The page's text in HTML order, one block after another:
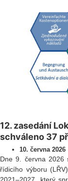
12. zasedání
schváleno 37
10. června 2026
Dne 9. června 2026
řídicího výboru
2021–2027, který